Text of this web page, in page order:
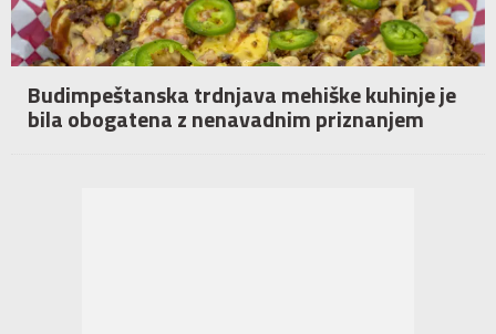
Budimpeštanska trdnjava mehiške kuhinje je
bila obogatena z nenavadnim priznanjem